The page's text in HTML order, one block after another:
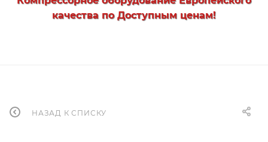
качества по Доступным ценам!
НАЗАД К СПИСКУ